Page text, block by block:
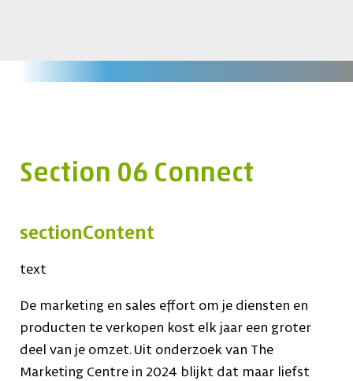
Section 06 Connect
sectionContent
text
De marketing en sales effort om je diensten en
producten te verkopen kost elk jaar een groter
deel van je omzet. Uit onderzoek van The
Marketing Centre in 2024 blijkt dat maar liefst